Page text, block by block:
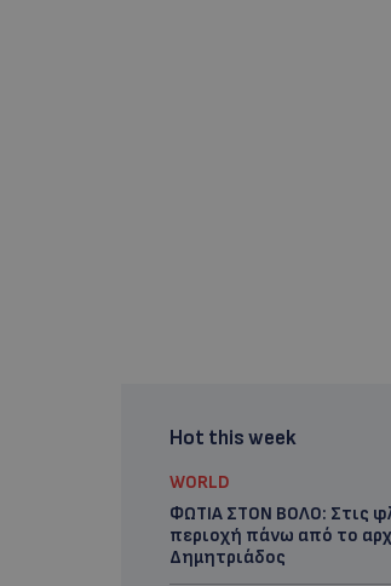
Hot this week
WORLD
ΦΩΤΙΑ ΣΤΟΝ ΒΟΛΟ: Στις
περιοχή πάνω από το
Δημητριάδος